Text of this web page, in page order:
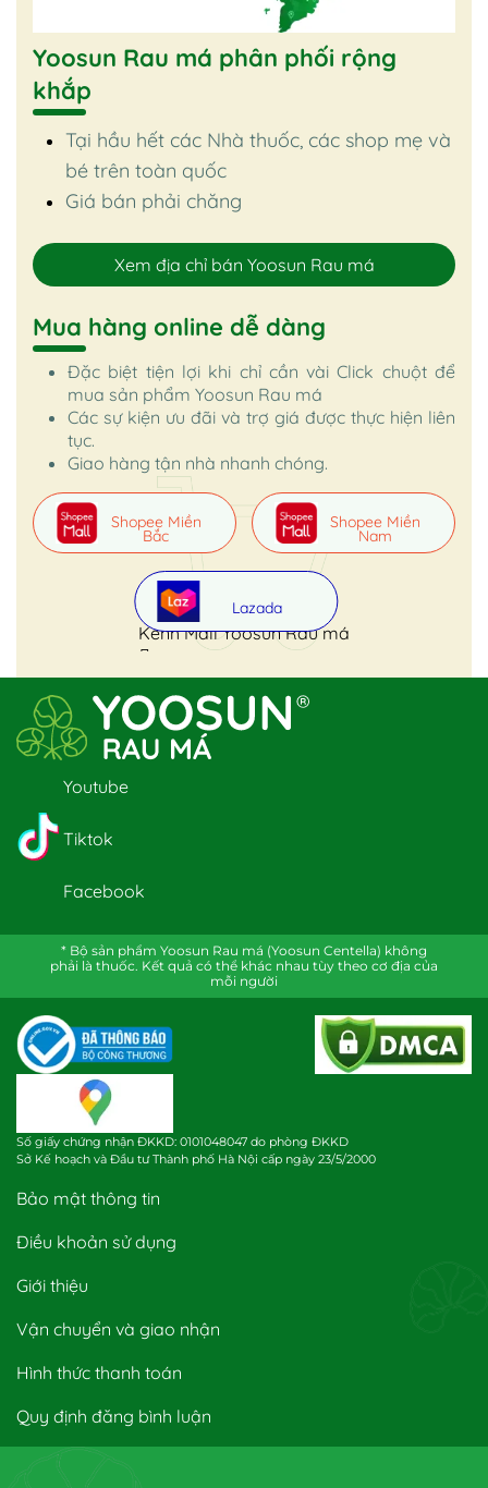
Yoosun Rau má phân phối rộng
khắp
Tại hầu hết các Nhà thuốc, các shop mẹ và
bé trên toàn quốc
Giá bán phải chăng
Xem địa chỉ bán Yoosun Rau má
Mua hàng online dễ dàng
Đặc biệt tiện lợi khi chỉ cần vài Click chuột để
mua sản phẩm Yoosun Rau má
Các sự kiện ưu đãi và trợ giá được thực hiện liên
tục.
Giao hàng tận nhà nhanh chóng.
Kênh Mall Yoosun Rau má
Shopee Miền
Bắc
Shopee Miền
Nam
Lazada
Youtube
Tiktok
Facebook
* Bộ sản phẩm Yoosun Rau má (Yoosun Centella) không
phải là thuốc. Kết quả có thể khác nhau tùy theo cơ địa của
mỗi người
Số giấy chứng nhận ĐKKD: 0101048047 do phòng ĐKKD
Sở Kế hoạch và Đầu tư Thành phố Hà Nội cấp ngày 23/5/2000
Bảo mật thông tin
Điều khoản sử dụng
Giới thiệu
Vận chuyển và giao nhận
Hình thức thanh toán
Quy định đăng bình luận